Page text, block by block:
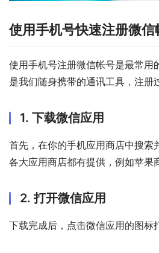
使用手机号快速注册微信
使用手机号注册微信帐号是最常用
是我们随身携带的通讯工具，注册
1. 下载微信应用
首先，在你的手机应用商店中搜索
各大应用商店都有提供，例如苹果
2. 打开微信应用
下载完成后，点击微信应用的图标